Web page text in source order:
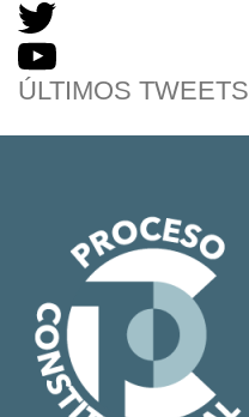
ÚLTIMOS TWEETS